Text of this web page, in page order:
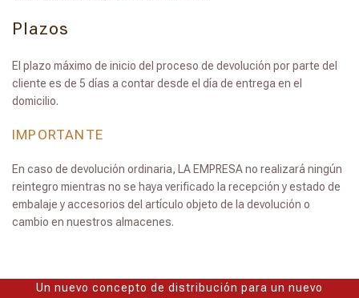
Plazos
El plazo máximo de inicio del proceso de devolución por parte del
cliente es de 5 días a contar desde el día de entrega en el
domicilio.
IMPORTANTE
En caso de devolución ordinaria, LA EMPRESA no realizará ningún
reintegro mientras no se haya verificado la recepción y estado de
embalaje y accesorios del artículo objeto de la devolución o
cambio en nuestros almacenes.
Un nuevo concepto de distribución para un nuevo